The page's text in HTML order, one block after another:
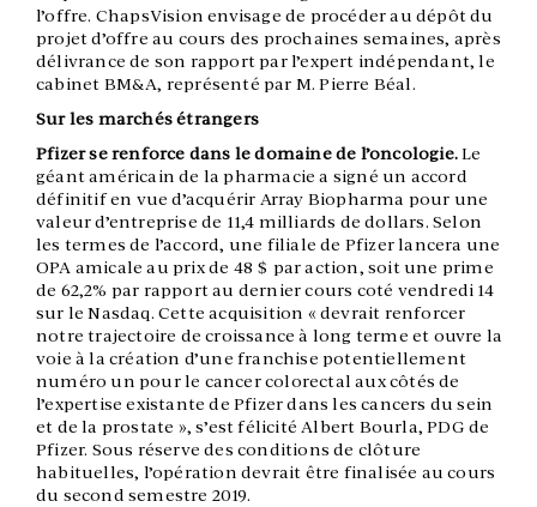
l’offre. ChapsVision envisage de procéder au dépôt du
projet d’offre au cours des prochaines semaines, après
délivrance de son rapport par l’expert indépendant, le
cabinet BM&A, représenté par M. Pierre Béal.
Sur les marchés étrangers
Pfizer se renforce dans le domaine de l’oncologie.Le
géant américain de la pharmacie a signé un accord
définitif en vue d’acquérir Array Biopharma pour une
valeur d’entreprise de 11,4 milliards de dollars. Selon
les termes de l’accord, une filiale de Pfizer lancera une
OPA amicale au prix de 48 $ par action, soit une prime
de 62,2% par rapport au dernier cours coté vendredi 14
sur le Nasdaq. Cette acquisition « devrait renforcer
notre trajectoire de croissance à long terme et ouvre la
voie à la création d’une franchise potentiellement
numéro un pour le cancer colorectal aux côtés de
l’expertise existante de Pfizer dans les cancers du sein
et de la prostate », s’est félicité Albert Bourla, PDG de
Pfizer. Sous réserve des conditions de clôture
habituelles, l’opération devrait être finalisée au cours
du second semestre 2019.